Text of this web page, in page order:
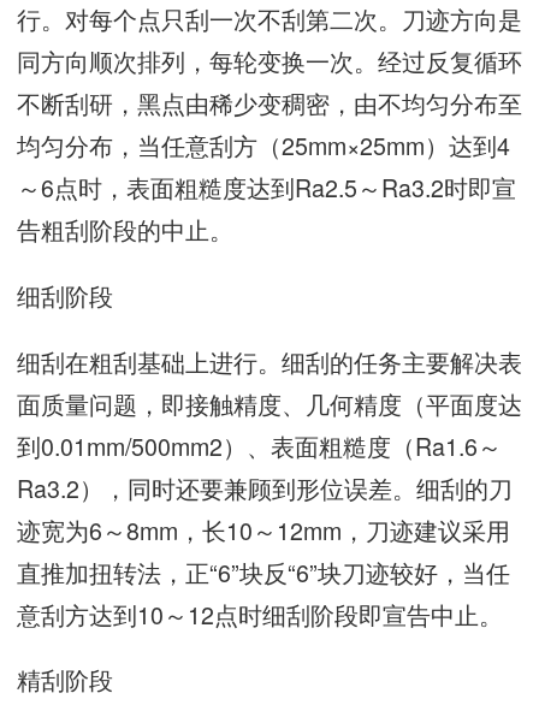
行。对每个点只刮一次不刮第二次。刀迹方向是
同方向顺次排列，每轮变换一次。经过反复循环
不断刮研，黑点由稀少变稠密，由不均匀分布至
均匀分布，当任意刮方（25mm×25mm）达到4
～6点时，表面粗糙度达到Ra2.5～Ra3.2时即宣
告粗刮阶段的中止。
细刮阶段
细刮在粗刮基础上进行。细刮的任务主要解决表
面质量问题，即接触精度、几何精度（平面度达
到0.01mm/500mm2）、表面粗糙度（Ra1.6～
Ra3.2），同时还要兼顾到形位误差。细刮的刀
迹宽为6～8mm，长10～12mm，刀迹建议采用
直推加扭转法，正“6”块反“6”块刀迹较好，当任
意刮方达到10～12点时细刮阶段即宣告中止。
精刮阶段